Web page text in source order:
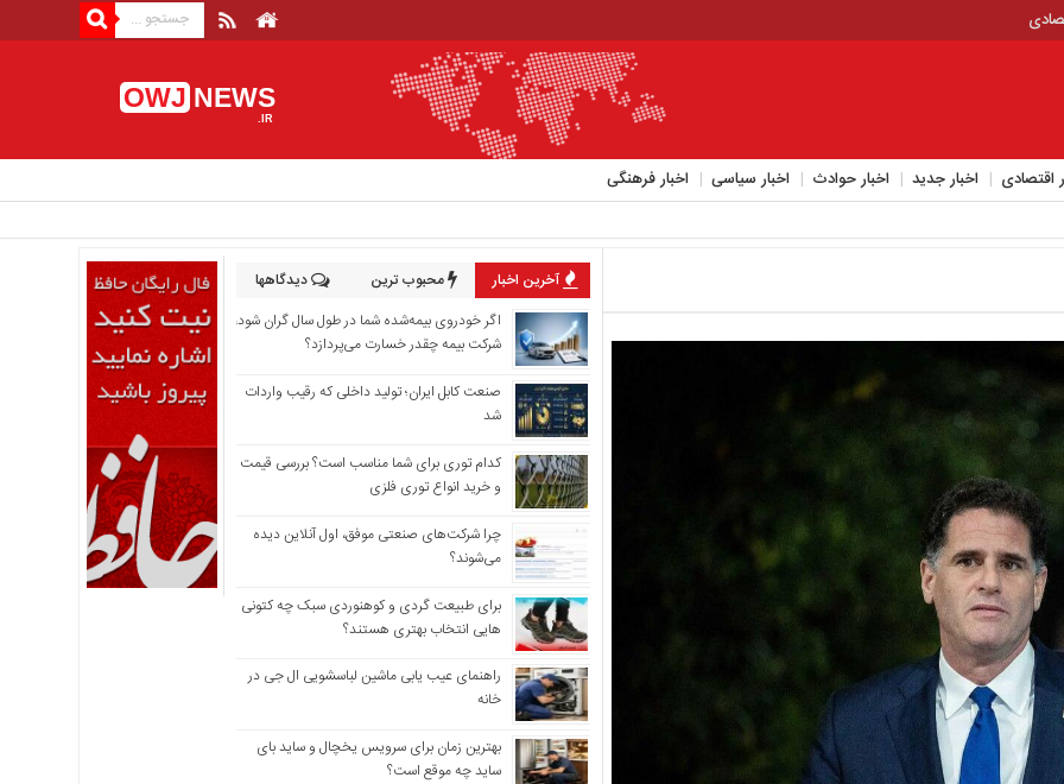
OWJ NEWS
.IR
اقتصادی اخبار جدید اخبار حوادث اخبار سیاسی اخبار فرهنگی
آخرین اخبار محبوب ترین
دیدگاهها
اگر خودروی بیمه‌شده شما در طول سال گران شود،
شرکت بیمه چقدر خسارت می‌پردازد؟
صنعت کابل ایران؛ تولید داخلی که رقیب واردات
شد
کدام توری برای شما مناسب است؟ بررسی قیمت
و خرید انواع توری فلزی
چرا شرکت‌های صنعتی موفق، اول آنلاین دیده
می‌شوند؟
برای طبیعت گردی و کوهنوردی سبک چه کتونی
هایی انتخاب بهتری هستند؟
راهنمای عیب یابی ماشین لباسشویی ال جی در
خانه
بهترین زمان برای سرویس یخچال و ساید بای
ساید چه موقع است؟